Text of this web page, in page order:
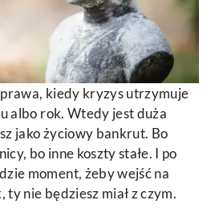
kiedy kryzys utrzymuje
albo rok. Wtedy jest duża
jako życiowy bankrut. Bo
bo inne koszty stałe. I po
moment, żeby wejść na
ty nie będziesz miał z czym.